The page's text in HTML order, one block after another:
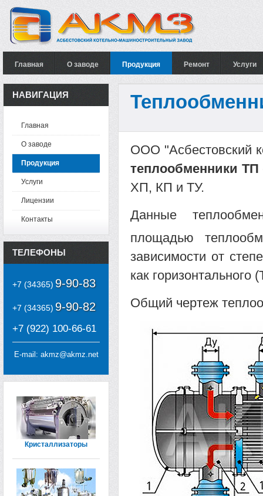
Главная О заводе Продукция Ремонт Услуги
ООО "Асбестовский
теплообменники ТП
ХП, КП и ТУ.
Данные
площадью
зависимости от
как горизонтального
Общий чертеж
НАВИГАЦИЯ
Главная
О заводе
Продукция
Услуги
Лицензии
Контакты
ТЕЛЕФОНЫ
+7 (34365) 9-90-83
+7 (34365) 9-90-82
+7 (922) 100-66-61
E-mail: akmz@akmz.net
Кристаллизаторы